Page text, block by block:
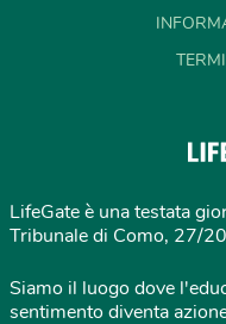
LifeGate è una testata
Tribunale di Como, 27/
Siamo il luogo dove
sentimento diventa